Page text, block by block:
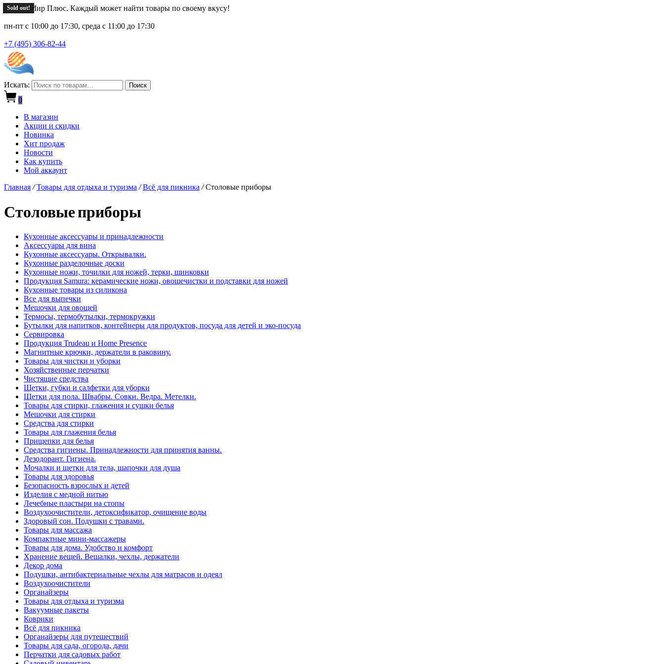
Новый Мир Плюс. Каждый может найти товары по своему вкусу!
пн-пт с 10:00 до 17:30, среда с 11:00 до 17:30
+7 (495) 306-82-44
Искать: Поиск
0
В магазин
Акции и скидки
Новинка
Хит продаж
Новости
Как купить
Мой аккаунт
Главная / Товары для отдыха и туризма / Всё для пикника /Столовые приборы
Столовые приборы
Кухонные аксессуары и принадлежности
Аксессуары для вина
Кухонные аксессуары. Открывалки.
Кухонные разделочные доски
Кухонные ножи, точилки для ножей, терки, шинковки
Продукция Samura: керамические ножи, овощечистки и подставки для ножей
Кухонные товары из силикона
Все для выпечки
Мешочки для овощей
Термосы, термобутылки, термокружки
Бутылки для напитков, контейнеры для продуктов, посуда для детей и эко-посуда
Сервировка
Продукция Trudeau и Home Presence
Магнитные крючки, держатели в раковину.
Товары для чистки и уборки
Хозяйственные перчатки
Чистящие средства
Щетки, губки и салфетки для уборки
Щетки для пола. Швабры. Совки. Ведра. Метелки.
Товары для стирки, глажения и сушки белья
Мешочки для стирки
Средства для стирки
Товары для глажения белья
Прищепки для белья
Средства гигиены. Принадлежности для принятия ванны.
Дезодорант. Гигиена.
Мочалки и щетки для тела, шапочки для душа
Товары для здоровья
Безопасность взрослых и детей
Изделия с медной нитью
Лечебные пластыри на стопы
Воздухоочистители, детоксификатор, очищение воды
Здоровый сон. Подушки с травами.
Товары для массажа
Компактные мини-массажеры
Товары для дома. Удобство и комфорт
Хранение вещей. Вешалки, чехлы, держатели
Декор дома
Подушки, антибактериальные чехлы для матрасов и одеял
Воздухоочистители
Органайзеры
Товары для отдыха и туризма
Вакуумные пакеты
Коврики
Всё для пикника
Органайзеры для путешествий
Товары для сада, огорода, дачи
Перчатки для садовых работ
Sold out!
Sold out!